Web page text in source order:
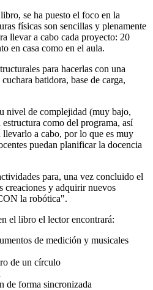
se ha puesto el foco en la
físicas son sencillas y plenamente
llevar a cabo cada proyecto: 20
en casa como en el aula.
para hacerlas con una
batidora, base de carga,
nivel de complejidad (muy bajo,
como del programa, así
a cabo, por lo que es muy
puedan planificar la docencia
para, una vez concluido el
creaciones y adquirir nuevos
la robótica".
el libro el lector encontrará:
de medición y musicales
de un círculo
de forma sincronizada